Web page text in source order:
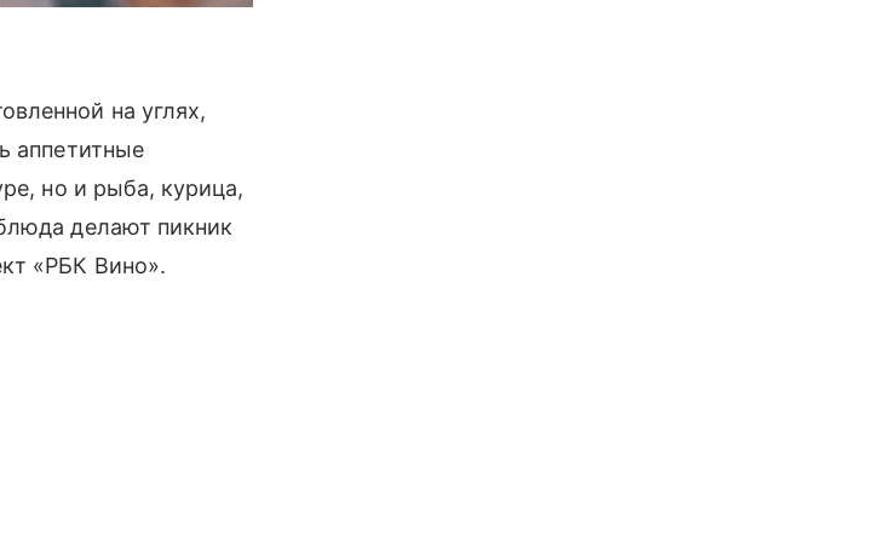
на углях,
аппетитные
но и рыба, курица,
делают пикник
«РБК Вино».